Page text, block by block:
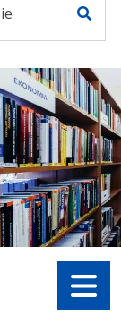
Menu